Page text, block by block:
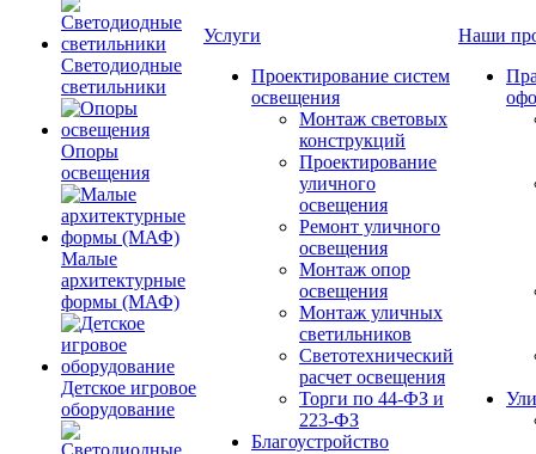
Светодиодные
светильники
Опоры
освещения
Малые
архитектурные
формы (МАФ)
Детское игровое
оборудование
Услуги
Проектирование систем
освещения
Монтаж световых
конструкций
Проектирование
уличного
освещения
Ремонт уличного
освещения
Монтаж опор
освещения
Монтаж уличных
светильников
Светотехнический
расчет освещения
Торги по 44-ФЗ и
223-ФЗ
Благоустройство
Наши